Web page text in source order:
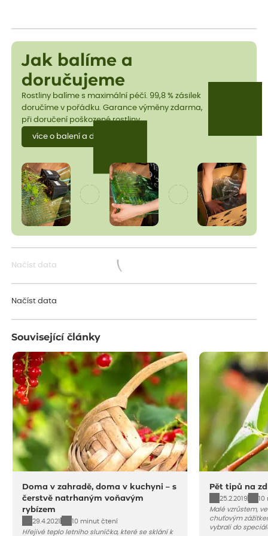
Jak balíme a
doručujeme
Rostliny balíme s maximální péčí. 99,8 % zásilek
doručíme v pořádku. Garance výměny zdarma,
při doručení poškozené rostliny.
více o balení a dopravě
Načíst data
Načíst data
Související články
Doma v zahradě, doma v kuchyni – s
čerstvě natrhaným voňavým
rybízem
29.4.2021
10 minut čtení
Hřejivé teplo letního sluníčka, které se sklání k
Pět tipů na
25.2.2019
10
Malé vzrůstem,
chuťovým
vybrali do